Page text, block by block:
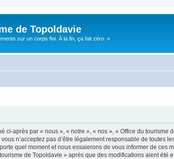
de Topoldavie
sur un corps fini. À la fin, ça fait zéro. »
ci-après par « nous », « notre », « nos », « Office du
n’acceptez pas d’être légalement responsable de toutes
quel moment et nous essaierons de vous informer de
de Topoldavie » après que des modifications aient